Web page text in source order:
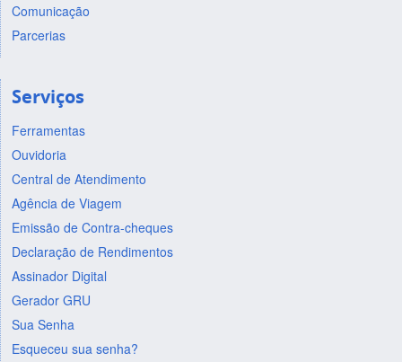
Comunicação
Parcerias
Serviços
Ferramentas
Ouvidoria
Central de Atendimento
Agência de Viagem
Emissão de Contra-cheques
Declaração de Rendimentos
Assinador Digital
Gerador GRU
Sua Senha
Esqueceu sua senha?